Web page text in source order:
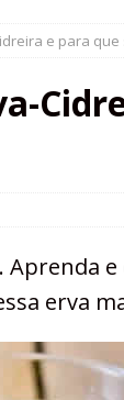
e para que
e
erva